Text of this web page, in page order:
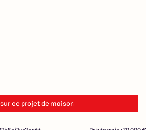
ce projet de maison